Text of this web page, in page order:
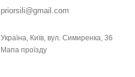
priorsili@gmail.com
Україна, Київ, вул. Симиренка, 36
Мапа проїзду